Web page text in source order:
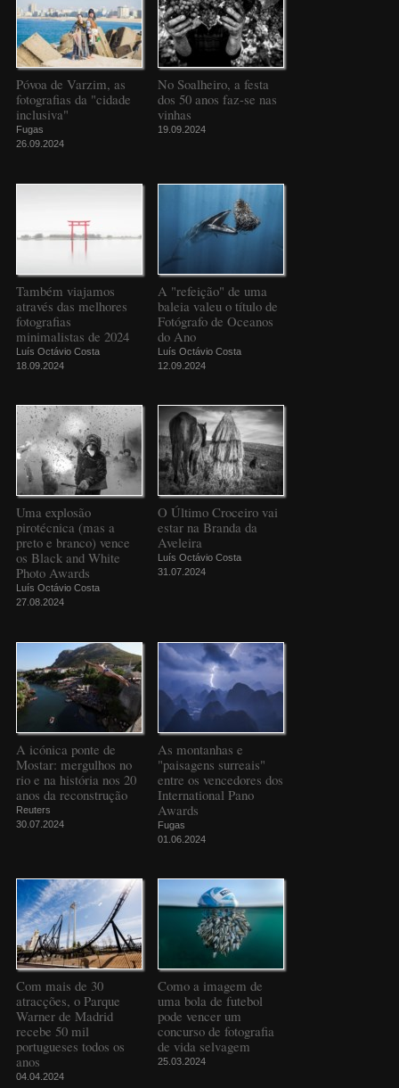
Póvoa de Varzim, as
fotografias da "cidade
inclusiva"
Fugas
26.09.2024
No Soalheiro, a festa
dos 50 anos faz-se nas
vinhas
19.09.2024
Também viajamos
através das melhores
fotografias
minimalistas de 2024
Luís Octávio Costa
18.09.2024
A "refeição" de uma
baleia valeu o título de
Fotógrafo de Oceanos
do Ano
Luís Octávio Costa
12.09.2024
Uma explosão
pirotécnica (mas a
preto e branco) vence
os Black and White
Photo Awards
Luís Octávio Costa
27.08.2024
O Último Croceiro vai
estar na Branda da
Aveleira
Luís Octávio Costa
31.07.2024
A icónica ponte de
Mostar: mergulhos no
rio e na história nos 20
anos da reconstrução
Reuters
30.07.2024
As montanhas e
"paisagens surreais"
entre os vencedores dos
International Pano
Awards
Fugas
01.06.2024
Com mais de 30
atracções, o Parque
Warner de Madrid
recebe 50 mil
portugueses todos os
anos
04.04.2024
Como a imagem de
uma bola de futebol
pode vencer um
concurso de fotografia
de vida selvagem
25.03.2024